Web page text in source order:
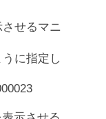
せるマニ
に指定し